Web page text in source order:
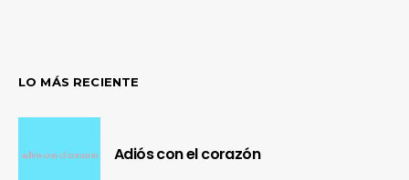
LO MÁS RECIENTE
Adiós con el corazón